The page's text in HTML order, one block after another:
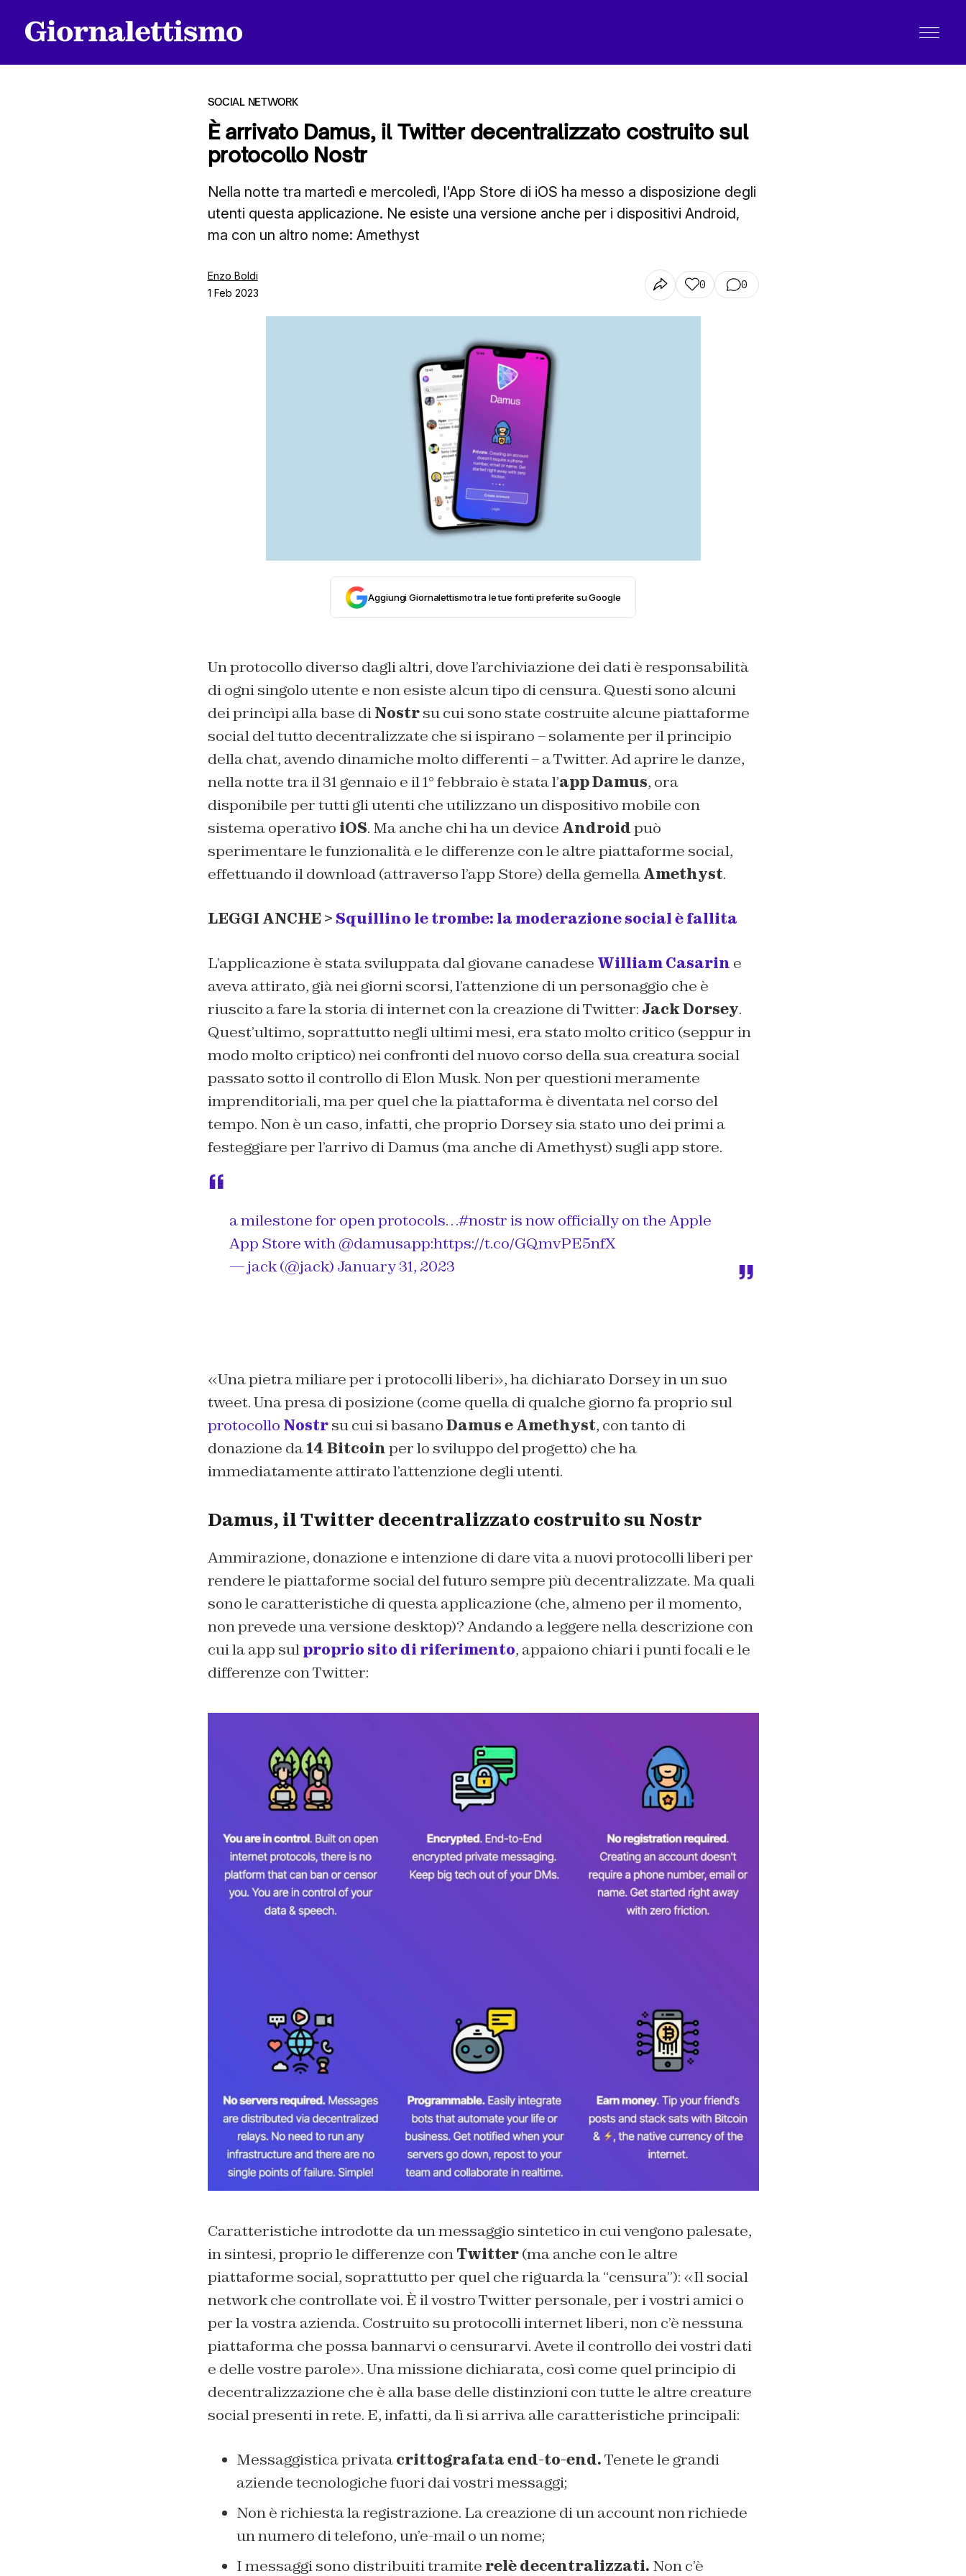
SOCIAL NETWORK
È arrivato Damus, il Twitter decentralizzato costruito sul
protocollo Nostr
Nella notte tra martedì e mercoledì, l'App Store di iOS ha messo a disposizione degli
utenti questa applicazione. Ne esiste una versione anche per i dispositivi Android,
ma con un altro nome: Amethyst
Enzo Boldi
1 Feb 2023
0 0
Aggiungi Giornalettismo tra le tue fonti preferite su Google
Un protocollo diverso dagli altri, dove l’archiviazione dei dati è responsabilità
di ogni singolo utente e non esiste alcun tipo di censura. Questi sono alcuni
dei princìpi alla base diNostrsu cui sono state costruite alcune piattaforme
social del tutto decentralizzate che si ispirano – solamente per il principio
della chat, avendo dinamiche molto differenti – a Twitter. Ad aprire le danze,
nella notte tra il 31 gennaio e il 1° febbraio è stata l’app Damus, ora
disponibile per tutti gli utenti che utilizzano un dispositivo mobile con
sistema operativo iOS. Ma anche chi ha un device Androidpuò
sperimentare le funzionalità e le differenze con le altre piattaforme social,
effettuando il download (attraverso l’app Store) della gemellaAmethyst.
LEGGI ANCHE > Squillino le trombe: la moderazione social è fallita
L’applicazione è stata sviluppata dal giovane canadese William Casarin e
aveva attirato, già nei giorni scorsi, l’attenzione di un personaggio che è
riuscito a fare la storia di internet con la creazione di Twitter: Jack Dorsey.
Quest’ultimo, soprattutto negli ultimi mesi, era stato molto critico (seppur in
modo molto criptico) nei confronti del nuovo corso della sua creatura social
passato sotto il controllo di Elon Musk. Non per questioni meramente
imprenditoriali, ma per quel che la piattaforma è diventata nel corso del
tempo. Non è un caso, infatti, che proprio Dorsey sia stato uno dei primi a
festeggiare per l’arrivo di Damus (ma anche di Amethyst) sugli app store.
a milestone for open protocols…#nostris now officially on the Apple
App Store with@damusapp:https://t.co/GQmvPE5nfX
— jack (@jack) January 31, 2023
«Una pietra miliare per i protocolli liberi», ha dichiarato Dorsey in un suo
tweet. Una presa di posizione (come quella di qualche giorno fa proprio sul
protocollo Nostrsu cui si basanoDamus e Amethyst, con tanto di
donazione da14 Bitcoinper lo sviluppo del progetto) che ha
immediatamente attirato l’attenzione degli utenti.
Damus, il Twitter decentralizzato costruito su Nostr
Ammirazione, donazione e intenzione di dare vita a nuovi protocolli liberi per
rendere le piattaforme social del futuro sempre più decentralizzate. Ma quali
sono le caratteristiche di questa applicazione (che, almeno per il momento,
non prevede una versione desktop)? Andando a leggere nella descrizione con
cui la app sulproprio sito di riferimento, appaiono chiari i punti focali e le
differenze con Twitter:
Caratteristiche introdotte da un messaggio sintetico in cui vengono palesate,
in sintesi, proprio le differenze conTwitter(ma anche con le altre
piattaforme social, soprattutto per quel che riguarda la “censura”): «Il social
network che controllate voi. È il vostro Twitter personale, per i vostri amici o
per la vostra azienda. Costruito su protocolli internet liberi, non c’è nessuna
piattaforma che possa bannarvi o censurarvi. Avete il controllo dei vostri dati
e delle vostre parole». Una missione dichiarata, così come quel principio di
decentralizzazione che è alla base delle distinzioni con tutte le altre creature
social presenti in rete. E, infatti, da lì si arriva alle caratteristiche principali:
Messaggistica privatacrittografata end-to-end.Tenete le grandi
aziende tecnologiche fuori dai vostri messaggi;
Non è richiesta la registrazione. La creazione di un account non richiede
un numero di telefono, un’e-mail o un nome;
I messaggi sono distribuiti tramite relè decentralizzati. Non c’è